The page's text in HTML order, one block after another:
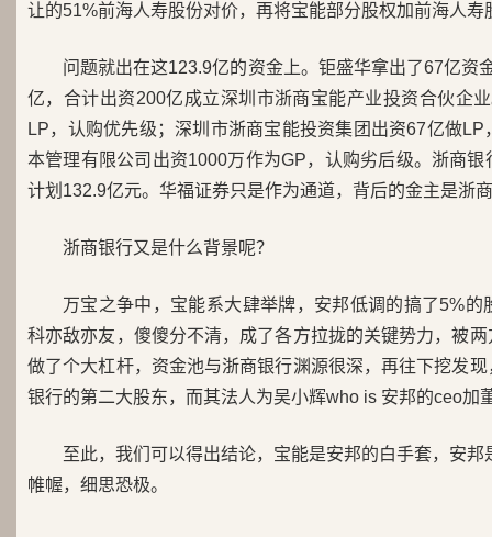
让的51%前海人寿股份对价，再将宝能部分股权加前海人
问题就出在这123.9亿的资金上。钜盛华拿出了67亿资
亿，合计出资200亿成立深圳市浙商宝能产业投资合伙企
LP，认购优先级；深圳市浙商宝能投资集团出资67亿做
本管理有限公司出资1000万作为GP，认购劣后级。浙商
计划132.9亿元。华福证券只是作为通道，背后的金主是浙
浙商银行又是什么背景呢？
万宝之争中，宝能系大肆举牌，安邦低调的搞了5%
科亦敌亦友，傻傻分不清，成了各方拉拢的关键势力，被
做了个大杠杆，资金池与浙商银行渊源很深，再往下挖发
银行的第二大股东，而其法人为吴小辉who is 安邦的ceo加
至此，我们可以得出结论，宝能是安邦的白手套，安
帷幄，细思恐极。